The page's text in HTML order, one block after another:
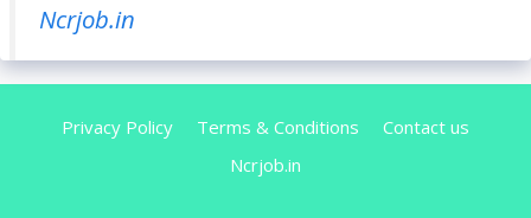
Ncrjob.in
Privacy Policy Terms & Conditions
Contact us
Ncrjob.in